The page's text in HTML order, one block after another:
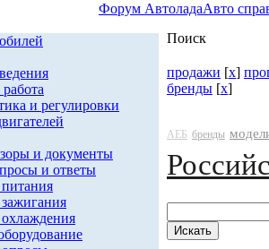
Форум АвтоладаАвто
и регулировки
и документы
и ответы
Поиск
продажи [x]
бренды [x]
АЕБ бренды